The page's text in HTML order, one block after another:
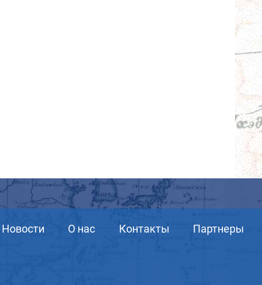
Новости О нас Контакты Партнеры